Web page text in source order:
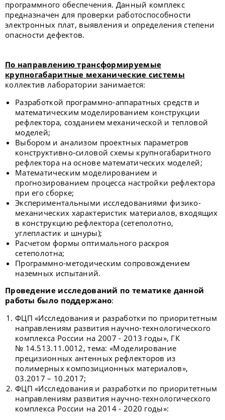
программного обеспечения. Данный комплекс
предназначен для проверки работоспособности
электронных плат, выявления и определения степени
опасности дефектов.
По направлению трансформируемые
крупногабаритные механические системы
коллектив лаборатории занимается:
Разработкой программно-аппаратных средств и
математическим моделированием конструкции
рефлектора, созданием механической и тепловой
моделей;
Выбором и анализом проектных параметров
конструктивно-силовой схемы крупногабаритного
рефлектора на основе математических моделей;
Математическим моделированием и
прогнозированием процесса настройки рефлектора
при его сборке;
Экспериментальными исследованиями физико-
механических характеристик материалов, входящих
в конструкцию рефлектора (сетеполотно,
углепластик и шнуры);
Расчетом формы оптимального раскроя
сетеполотна;
Программно-методическим сопровождением
наземных испытаний.
Проведение исследований по тематике данной
работы было поддержано:
ФЦП «Исследования и разработки по приоритетным
направлениям развития научно-технологического
комплекса России на 2007 - 2013 годы», ГК
№ 14.513.11.0012, тема: «Моделирование
прецизионных антенных рефлекторов из
полимерных композиционных материалов»,
03.2017­ – 10.2017;
ФЦП «Исследования и разработки по приоритетным
направлениям развития научно-технологического
комплекса России на 2014 - 2020 годы»: